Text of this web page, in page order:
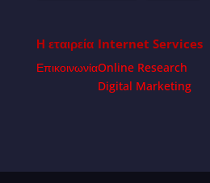
Η εταιρεία
Επικοινωνία
Internet Services
Online Research
Digital Marketing